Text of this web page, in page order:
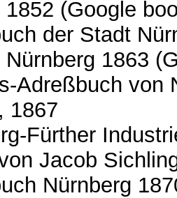
1852 (Google
der Stadt
Nürnberg 1863
Adreßbuch von
1867
Fürther
Jacob
Nürnberg